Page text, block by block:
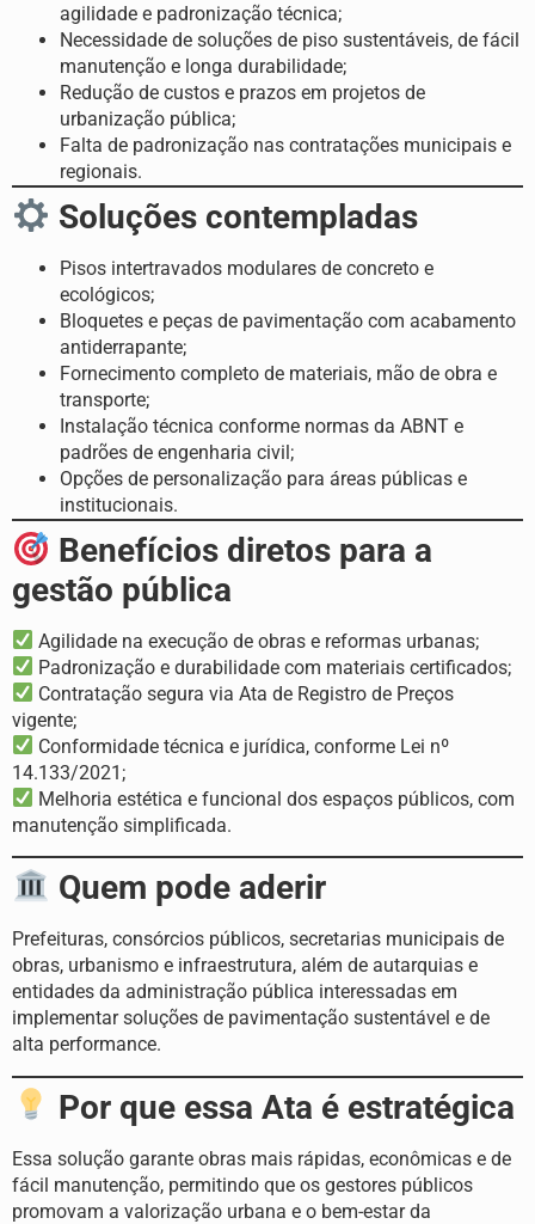
agilidade e padronização técnica;
Necessidade de soluções de piso sustentáveis, de fácil
manutenção e longa durabilidade;
Redução de custos e prazos em projetos de
urbanização pública;
Falta de padronização nas contratações municipais e
regionais.
Soluções contempladas
Pisos intertravados modulares de concreto e
ecológicos;
Bloquetes e peças de pavimentação com acabamento
antiderrapante;
Fornecimento completo de materiais, mão de obra e
transporte;
Instalação técnica conforme normas da ABNT e
padrões de engenharia civil;
Opções de personalização para áreas públicas e
institucionais.
Benefícios diretos para a
gestão pública
Agilidade na execução de obras e reformas urbanas;
Padronização e durabilidade com materiais certificados;
Contratação segura via Ata de Registro de Preços
vigente;
Conformidade técnica e jurídica, conforme Lei nº
14.133/2021;
Melhoria estética e funcional dos espaços públicos, com
manutenção simplificada.
Quem pode aderir
Prefeituras, consórcios públicos, secretarias municipais de
obras, urbanismo e infraestrutura, além de autarquias e
entidades da administração pública interessadas em
implementar soluções de pavimentação sustentável e de
alta performance.
Por que essa Ata é estratégica
Essa solução garante obras mais rápidas, econômicas e de
fácil manutenção, permitindo que os gestores públicos
promovam a valorização urbana e o bem-estar da